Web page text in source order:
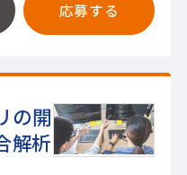
応募する
の開
解析